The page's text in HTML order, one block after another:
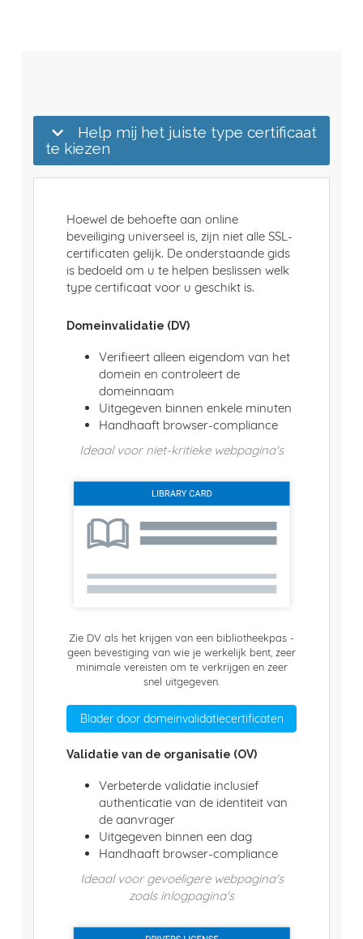
Help mij het juiste type certificaat
te kiezen
Hoewel de behoefte aan online
beveiliging universeel is, zijn niet alle SSL-
certificaten gelijk. De onderstaande gids
is bedoeld om u te helpen beslissen welk
type certificaat voor u geschikt is.
Domeinvalidatie (DV)
Verifieert alleen eigendom van het
domein en controleert de
domeinnaam
Uitgegeven binnen enkele minuten
Handhaaft browser-compliance
Ideaal voor niet-kritieke webpagina's
Zie DV als het krijgen van een bibliotheekpas -
geen bevestiging van wie je werkelijk bent, zeer
minimale vereisten om te verkrijgen en zeer
snel uitgegeven.
Blader door domeinvalidatiecertificaten
Validatie van de organisatie (OV)
Verbeterde validatie inclusief
authenticatie van de identiteit van
de aanvrager
Uitgegeven binnen een dag
Handhaaft browser-compliance
Ideaal voor gevoeligere webpagina's
zoals inlogpagina's